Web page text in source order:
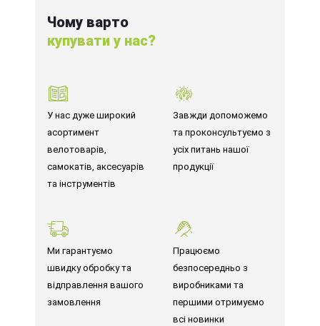
Чому варто
купувати у нас?
У нас дуже широкий
асортимент
велотоварів,
самокатів, аксесуарів
та інструментів
Завжди допоможемо
та проконсультуємо з
усіх питань нашої
продукції
Ми гарантуємо
швидку обробку та
відправлення вашого
замовлення
Працюємо
безпосередньо з
виробниками та
першими отримуємо
всі новинки